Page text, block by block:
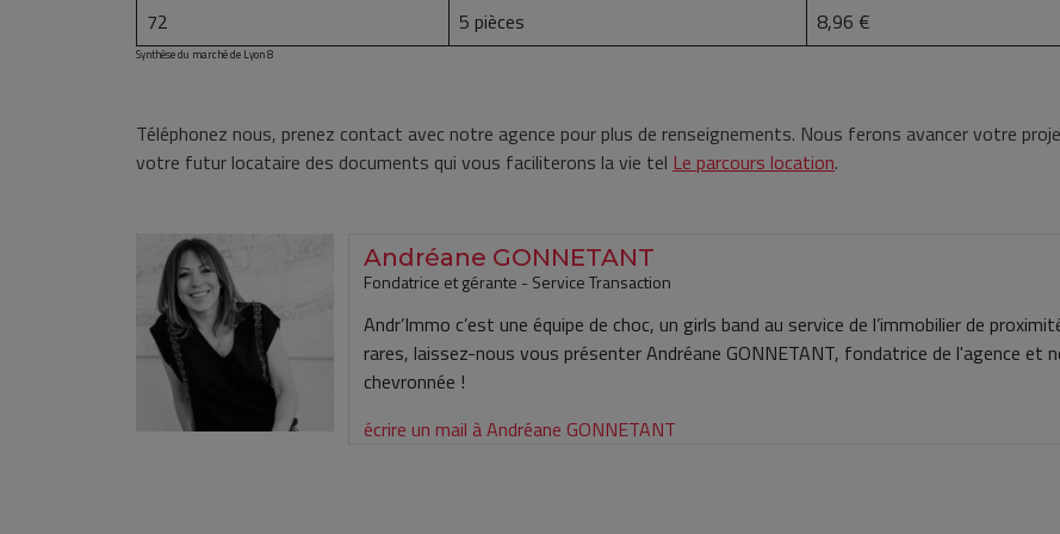
72
5 pièces 8,96 €
Synthèse du marché de Lyon 8
Téléphonez nous, prenez contact avec notre agence pour plus de renseignements. Nous ferons avancer votre
votre futur locataire des documents qui vous faciliterons la vie tel Le parcours location.
Andréane GONNETANT
Fondatrice et gérante - Service Transaction
Andr’Immo c’est une équipe de choc, un girls band au service de l’immobilier de
rares, laissez-nous vous présenter Andréane GONNETANT, fondatrice de l'agence et
chevronnée !
écrire un mail à Andréane GONNETANT